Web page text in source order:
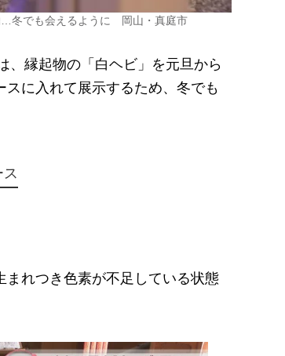
…冬でも会えるように 岡山・真庭市
縁起物の「白ヘビ」を元旦から
に入れて展示するため、冬でも
れつき色素が不足している状態